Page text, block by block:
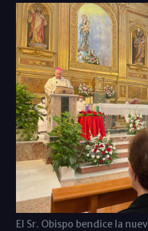
El Sr. Obispo bendice la